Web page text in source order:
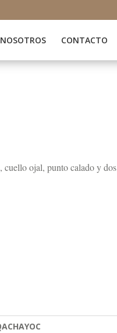
NOSOTROS CONTACTO
cuello ojal, punto calado y dos